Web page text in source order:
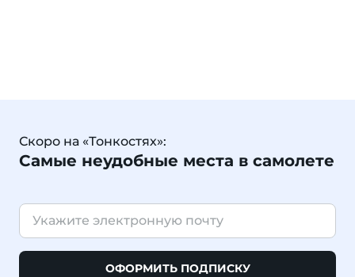
Скоро на «Тонкостях»:
Самые неудобные места в самолете
ОФОРМИТЬ ПОДПИСКУ